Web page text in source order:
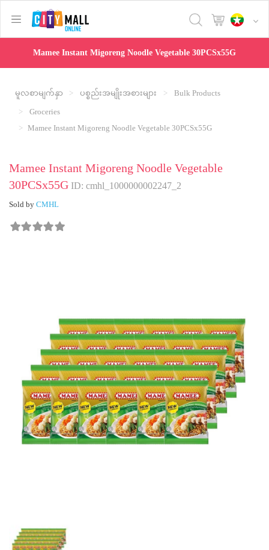
text.skipToContent
text.skipToNavigation
Mamee Instant Migoreng Noodle Vegetable 30PCSx55G
မူလစာမျက်နှာ ပစ္စည်းအမျိုးအစားများ
Bulk Products
Groceries
Mamee Instant Migoreng Noodle Vegetable 30PCSx55G
Mamee Instant Migoreng Noodle Vegetable
30PCSx55GID: cmhl_1000000002247_2
Sold byCMHL